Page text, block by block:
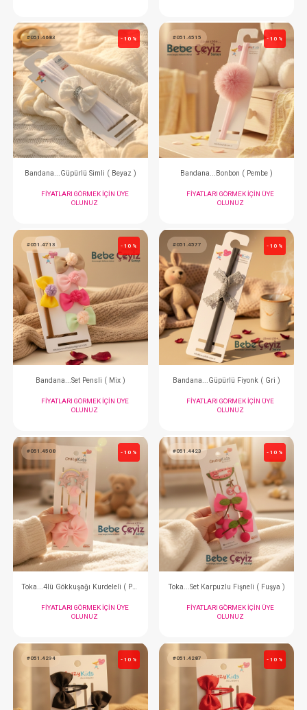
Bandana...Pulpaletli ( Pembe )
FIYATLARI GÖRMEK IÇIN ÜYE
OLUNUZ
FIYATLARI
OLUNUZ
#051.4683
Bandana...Güpürlü Simli ( Beyaz )
FIYATLARI GÖRMEK IÇIN ÜYE
OLUNUZ
#051.4515
Bandana...Bonbon
FIYATLARI
OLUNUZ
#051.4713
Bandana...Set Pensli ( Mix )
OLUNUZ
#051.4577
Bandana...Güpürlü
OLUNUZ
- 10 %